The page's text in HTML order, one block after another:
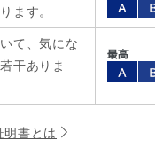
ます。
て、気にな
干ありま
明書とは